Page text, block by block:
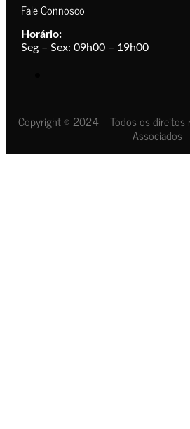
Fale Connosco
Horário:
Seg – Sex: 09h00 – 19h00
Copyright © 2024 – Todos os direitos
Associados